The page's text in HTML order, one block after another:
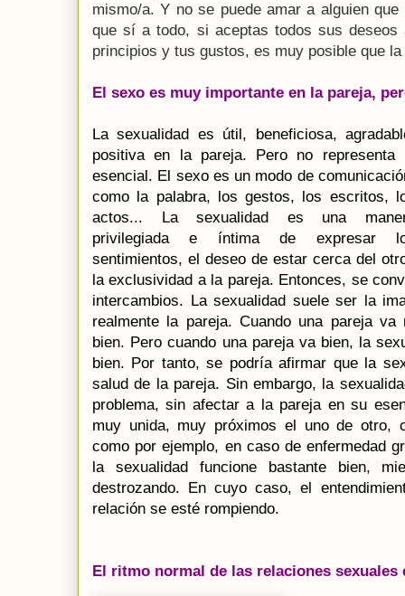
mismo/a. Y no se puede amar a alguien
que sí a todo, si aceptas todos sus deseos
principios y tus gustos, es muy posible que
El sexo es muy importante en la pareja,
La sexualidad es útil, beneficiosa,
positiva en la pareja. Pero no representa
esencial. El sexo es un modo de
como la palabra, los gestos, los escritos,
actos... La sexualidad es una
privilegiada e íntima de expresar
sentimientos, el deseo de estar cerca del
la exclusividad a la pareja. Entonces, se
intercambios. La sexualidad suele ser la
realmente la pareja. Cuando una pareja
bien. Pero cuando una pareja va bien, la
bien. Por tanto, se podría afirmar que la
salud de la pareja. Sin embargo, la
problema, sin afectar a la pareja en su
muy unida, muy próximos el uno de otro,
como por ejemplo, en caso de enfermedad
la sexualidad funcione bastante bien,
destrozando. En cuyo caso, el
relación se esté rompiendo.
El ritmo normal de las relaciones sexuales